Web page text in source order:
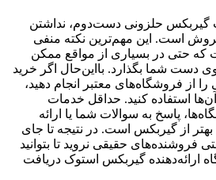
گیربکس حلزونی دست‌دوم، نداشتن
است. این مهم‌ترین نکته منفی
حتی در بسیاری از مواقع ممکن
دست شما بگذارد. بااین‌حال اگر خرید
از فروشگاه‌های معتبر انجام دهید،
استفاده کنید. حداقل خدمات
پاسخ به سوالات شما یا ارائه
از گیربکس است. در نتیجه تا جای
فروشنده‌های حقیقی نروید تا بتوانید
ارائه‌دهنده گیربکس استوک دریافت